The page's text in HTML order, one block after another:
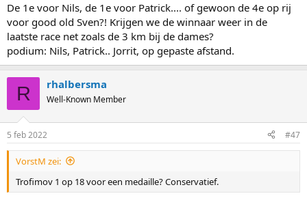
De 1e voor Nils, de 1e voor Patrick.... of gewoon de 4e op rij
voor good old Sven?! Krijgen we de winnaar weer in de
laatste race net zoals de 3 km bij de dames?
podium: Nils, Patrick.. Jorrit, op gepaste afstand.
R rhalbersma
Well-Known Member
5 feb 2022 #47
VorstM zei:
Trofimov 1 op 18 voor een medaille? Conservatief.